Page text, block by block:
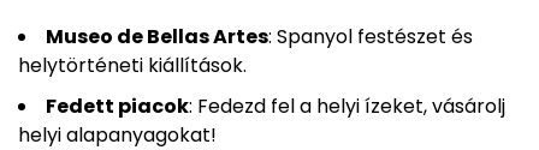
Museo de Bellas Artes: Spanyol festészet és
helytörténeti kiállítások.
Fedett piacok: Fedezd fel a helyi ízeket, vásárolj
helyi alapanyagokat!